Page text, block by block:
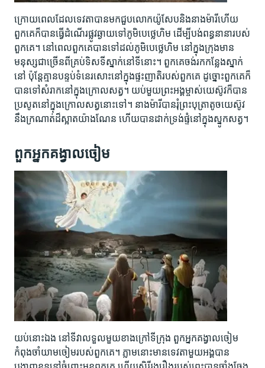
ក្រោយ​ពេល​ដែល​ទេវតា​បាន​មក​ជួប​លោក​យ៉ូសែប​និង​នាង​ម៉ារី​ហើយ
ពួក​គេ​ក៏​បាន​ធ្វើ​ដំណើរ​ផ្លូវ​ឆ្ងាយ​ទៅ​ភូមិ​បេថ្លេហិម ដើម្បី​បង់​ពន្ធ​នានា​របស់​
ពួក​គេ។ នៅ​ពេល​ពួក​គេ​បាន​ទៅ​ដល់​ភូមិ​បេថ្លេហិម នៅ​ក្នុង​ក្រុង​មាន​
មនុស្ស​ជា​ច្រើន​ពី​គ្រប់​ទិសទី​ស្នាក់​នៅ​ទី​នោះ។ ពួក​គេ​ចង់​រក​កន្លែង​ស្នាក់​
នៅ​ ប៉ុន្តែ​គ្មាន​បន្ទប់​ទំនេរ​សោះ​នៅ​ក្នុង​ផ្ទះ​ញាតិ​របស់​ពួក​គេ ដូច្នោះ​ពួក​គេ​ក៏​
បាន​ទៅ​សំរាក​នៅ​ក្នុង​ក្រោល​សត្វ។ យប់​មួយ​ព្រះ​អង្គ​ម្ចាស់​យេស៊ូវ​ក៏​បាន​
ប្រសូត​នៅ​ក្នុង​ក្រោល​សត្វ​នោះ​ទៅ។ នាង​ម៉ារី​បាន​រុំ​ព្រះ​បុត្រា​តូច​យេស៊ូវ​
នឹង​ក្រណាត់​ដ៏​ស្អាត​យ៉ាង​ណែន ហើយ​បាន​ដាក់​ទ្រង់​ផ្ទំ​នៅ​ក្នុង​ស្នូក​សត្វ។
ពួក​អ្នក​គង្វាល​ចៀម
យប់​នោះ​ឯង នៅ​ទីវាល​ទួល​មួយ​ខាង​ក្រៅ​ទី​ក្រុង ពួក​អ្នក​គង្វាល​ចៀម​
កំពុង​ចាំ​យាម​ចៀម​របស់​ពួក​គេ។ ភ្លាម​នោះ​មាន​ទេវតា​មួយ​អង្គ​បាន​